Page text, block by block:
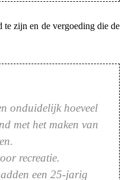
zijn en de vergoeding die de
met het maken van
recreatie.
een 25-jarig